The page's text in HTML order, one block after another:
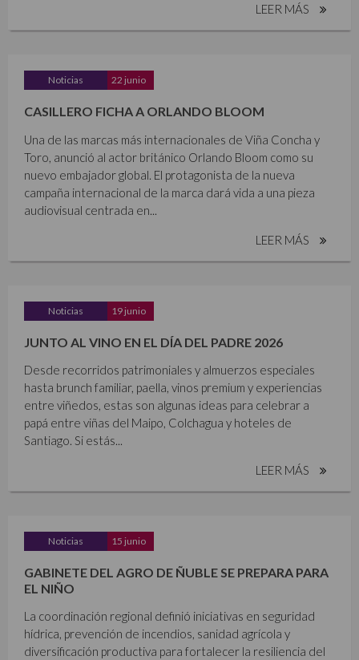
LEER MÁS
Noticias 22 junio
CASILLERO FICHA A ORLANDO BLOOM
Una de las marcas más internacionales de Viña Concha y
Toro, anunció al actor británico Orlando Bloom como su
nuevo embajador global. El protagonista de la nueva
campaña internacional de la marca dará vida a una pieza
audiovisual centrada en...
LEER MÁS
Noticias 19 junio
JUNTO AL VINO EN EL DÍA DEL PADRE 2026
Desde recorridos patrimoniales y almuerzos especiales
hasta brunch familiar, paella, vinos premium y experiencias
entre viñedos, estas son algunas ideas para celebrar a
papá entre viñas del Maipo, Colchagua y hoteles de
Santiago. Si estás...
LEER MÁS
Noticias 15 junio
GABINETE DEL AGRO DE ÑUBLE SE PREPARA PARA
EL NIÑO
La coordinación regional definió iniciativas en seguridad
hídrica, prevención de incendios, sanidad agrícola y
diversificación productiva para fortalecer la resiliencia del